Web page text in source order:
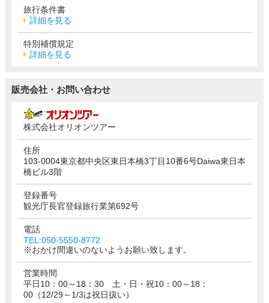
旅行条件書
詳細を見る
特別補償規定
詳細を見る
販売会社・お問い合わせ
株式会社オリオンツアー
住所
103-0004東京都中央区東日本橋3丁目10番6号Daiwa東日本
橋ビル3階
登録番号
観光庁長官登録旅行業第692号
電話
TEL:050-5550-8772
※おかけ間違いのないようお願い致します。
営業時間
平日10：00～18：30 土・日・祝10：00～18：
00（12/29～1/3は祝日扱い）